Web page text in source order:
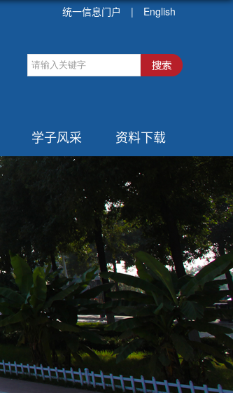
统一信息门户 | English
学子风采 资料下载